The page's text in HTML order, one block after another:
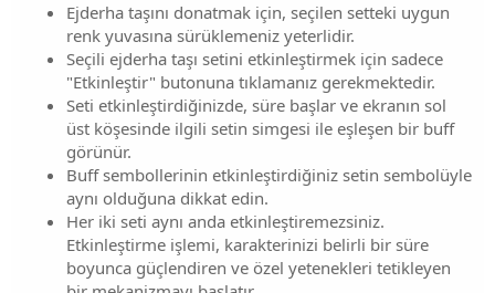
Ejderha taşını donatmak için, seçilen setteki uygun
renk yuvasına sürüklemeniz yeterlidir.
Seçili ejderha taşı setini etkinleştirmek için sadece
"Etkinleştir" butonuna tıklamanız gerekmektedir.
Seti etkinleştirdiğinizde, süre başlar ve ekranın sol
üst köşesinde ilgili setin simgesi ile eşleşen bir buff
görünür.
Buff sembollerinin etkinleştirdiğiniz setin sembolüyle
aynı olduğuna dikkat edin.
Her iki seti aynı anda etkinleştiremezsiniz.
Etkinleştirme işlemi, karakterinizi belirli bir süre
boyunca güçlendiren ve özel yetenekleri tetikleyen